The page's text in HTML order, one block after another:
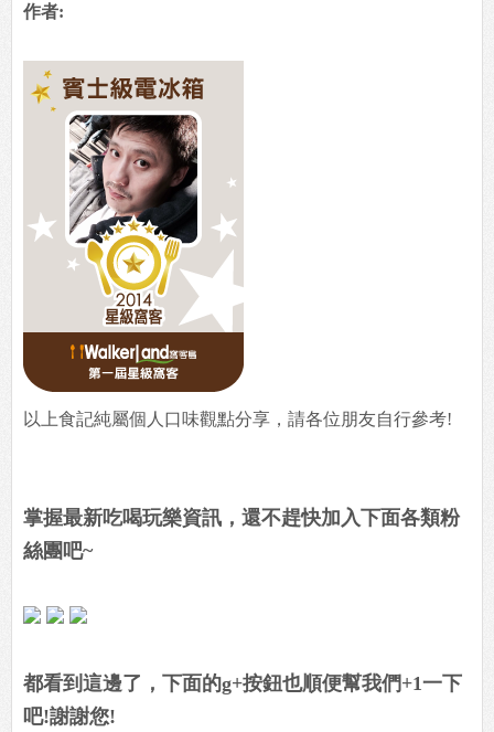
作者:
以上食記純屬個人口味觀點分享，請各位朋友自行參考!
掌握最新吃喝玩樂資訊，還不趕快加入下面各類粉
絲團吧~
都看到這邊了，下面的g+按鈕也順便幫我們+1一下
吧!謝謝您!